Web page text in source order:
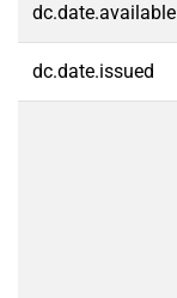
dc.date.available
dc.date.issued